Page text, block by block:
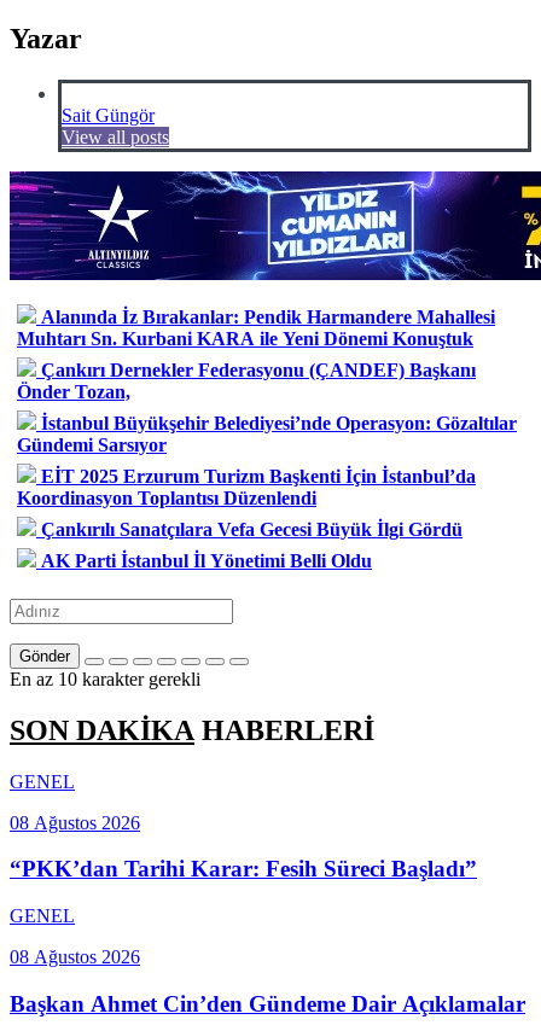
Yazar
Sait Güngör
View all posts
Alanında İz Bırakanlar: Pendik Harmandere Mahallesi
Muhtarı Sn. Kurbani KARA ile Yeni Dönemi Konuştuk
Çankırı Dernekler Federasyonu (ÇANDEF) Başkanı
Önder Tozan,
İstanbul Büyükşehir Belediyesi’nde Operasyon: Gözaltılar
Gündemi Sarsıyor
EİT 2025 Erzurum Turizm Başkenti İçin İstanbul’da
Koordinasyon Toplantısı Düzenlendi
Çankırılı Sanatçılara Vefa Gecesi Büyük İlgi Gördü
AK Parti İstanbul İl Yönetimi Belli Oldu
Gönder
En az 10 karakter gerekli
SON DAKİKA HABERLERİ
GENEL
08 Ağustos 2026
“PKK’dan Tarihi Karar: Fesih Süreci Başladı”
GENEL
08 Ağustos 2026
Başkan Ahmet Cin’den Gündeme Dair Açıklamalar